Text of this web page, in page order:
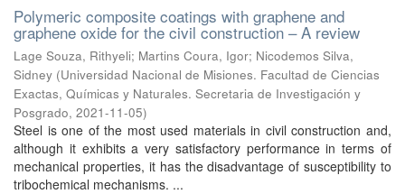
Polymeric composite coatings with graphene and
graphene oxide for the civil construction – A review
Lage Souza, Rithyeli; Martins Coura, Igor; Nicodemos Silva,
Sidney (Universidad Nacional de Misiones. Facultad de Ciencias
Exactas, Químicas y Naturales. Secretaria de Investigación y
Posgrado, 2021-11-05)
Steel is one of the most used materials in civil construction and,
although it exhibits a very satisfactory performance in terms of
mechanical properties, it has the disadvantage of susceptibility to
tribochemical mechanisms. ...